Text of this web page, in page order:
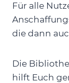
Für alle
die dann
Die
hilft Euch